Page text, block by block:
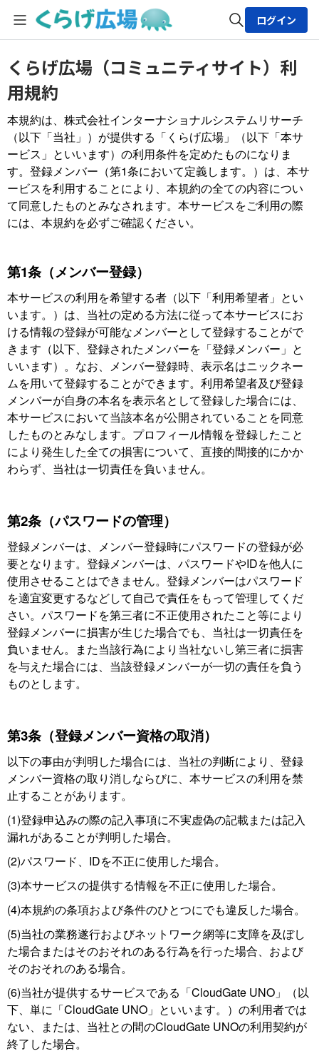
全体検索
ログイン
くらげ広場（コミュニティサイト）利
用規約
本規約は、株式会社インターナショナルシステムリサーチ
（以下「当社」）が提供する「くらげ広場」（以下「本サ
ービス」といいます）の利用条件を定めたものになりま
す。登録メンバー（第1条において定義します。）は、本サ
ービスを利用することにより、本規約の全ての内容につい
て同意したものとみなされます。本サービスをご利用の際
には、本規約を必ずご確認ください。
第1条（メンバー登録）
本サービスの利用を希望する者（以下「利用希望者」とい
います。）は、当社の定める方法に従って本サービスにお
ける情報の登録が可能なメンバーとして登録することがで
きます（以下、登録されたメンバーを「登録メンバー」と
いいます）。なお、メンバー登録時、表示名はニックネー
ムを用いて登録することができます。利用希望者及び登録
メンバーが自身の本名を表示名として登録した場合には、
本サービスにおいて当該本名が公開されていることを同意
したものとみなします。プロフィール情報を登録したこと
により発生した全ての損害について、直接的間接的にかか
わらず、当社は一切責任を負いません。
第2条（パスワードの管理）
登録メンバーは、メンバー登録時にパスワードの登録が必
要となります。登録メンバーは、パスワードやIDを他人に
使用させることはできません。登録メンバーはパスワード
を適宜変更するなどして自己で責任をもって管理してくだ
さい。パスワードを第三者に不正使用されたこと等により
登録メンバーに損害が生じた場合でも、当社は一切責任を
負いません。また当該行為により当社ないし第三者に損害
を与えた場合には、当該登録メンバーが一切の責任を負う
ものとします。
第3条（登録メンバー資格の取消）
以下の事由が判明した場合には、当社の判断により、登録
メンバー資格の取り消しならびに、本サービスの利用を禁
止することがあります。
(1)登録申込みの際の記入事項に不実虚偽の記載または記入
漏れがあることが判明した場合。
(2)パスワード、IDを不正に使用した場合。
(3)本サービスの提供する情報を不正に使用した場合。
(4)本規約の条項および条件のひとつにでも違反した場合。
(5)当社の業務遂行およびネットワーク網等に支障を及ぼし
た場合またはそのおそれのある行為を行った場合、および
そのおそれのある場合。
(6)当社が提供するサービスである「CloudGate UNO」（以
下、単に「CloudGate UNO」といいます。）の利用者では
ない、または、当社との間のCloudGate UNOの利用契約が
終了した場合。